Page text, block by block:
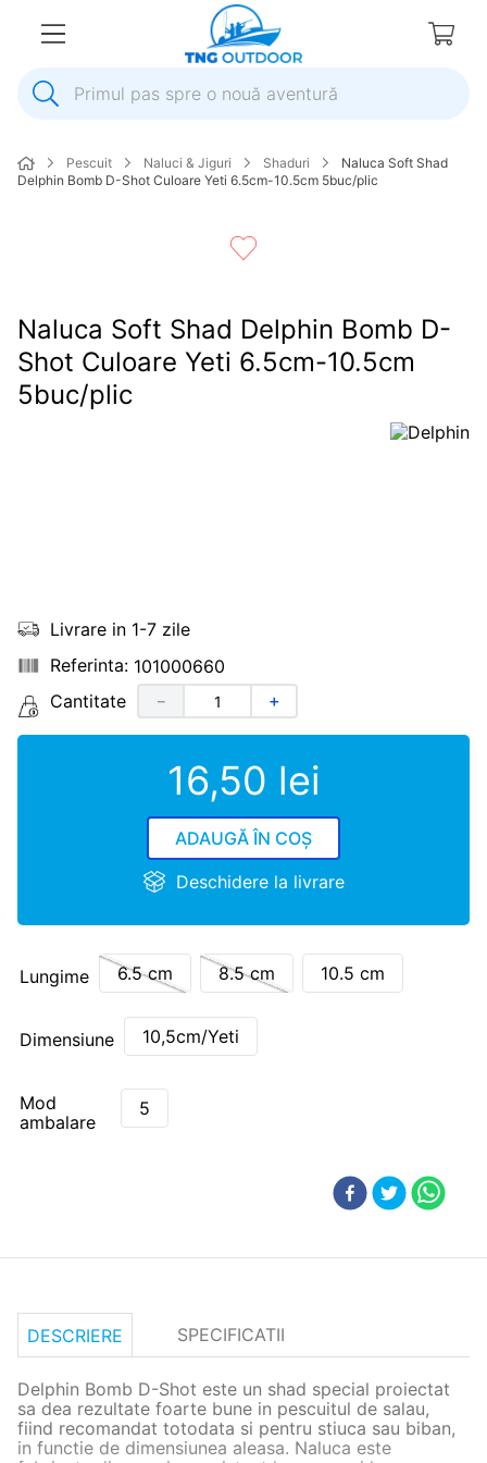
Primul pas spre o nouă aventură
2.
elice
6.
ancora
7.
pompa apa
8.
biminitop
Pescuit Naluci & Jiguri Shaduri
Naluca Soft Shad
Delphin Bomb D-Shot Culoare Yeti 6.5cm-10.5cm 5buc/plic
Naluca Soft Shad Delphin Bomb D-
Shot Culoare Yeti 6.5cm-10.5cm
5buc/plic
Livrare in 1-7 zile
101000660
Cantitate
＋
－
16,50 lei
ADAUGĂ ÎN COȘ
Deschidere la livrare
Lungime 6.5 cm 8.5 cm 10.5 cm
Dimensiune 10,5cm/Yeti
Mod
ambalare
5
DESCRIERE SPECIFICATII
Delphin Bomb D-Shot este un shad special proiectat
sa dea rezultate foarte bune in pescuitul de salau,
fiind recomandat totodata si pentru stiuca sau biban,
in functie de dimensiunea aleasa. Naluca este